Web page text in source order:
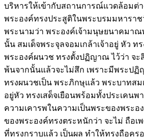
บริหารให้เข้ากับสถานการณ์แวดล้อมต่า
พระองค์ทรงประสูติในพระบรมมหารา
พระนามว่า พระองค์เจ้ามนุษยนาคมา
นั้น สมเด็จพระจุลจอมเกล้าเจ้าอยู่ หัว ท
พระองค์ผนวช ทรงตั้งปฏิญาณ ไว้ว่า จะ
พ้นจากนั้นแล้วจะไม่สึก เพราะมีพระปฏิ
ทรงผนวชเป็น พระภิกษุแล้ว พระบาทสม
อยู่หัว ทรงเสด็จเยือนพร้อมทั้งประเคน
ความเคารพในความเป็นพระของพระอ
ของพระองค์ทรงตระหนักว่า จะไม่ ถือเ
ที่ทรงกราบแล้ว เป็นผล ทำให้ทรงถือคร